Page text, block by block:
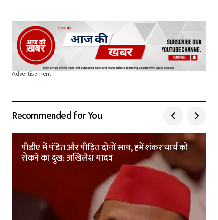
Advertisement
Recommended for You
पीडीए में पंडित और पीड़ित दोनों साथ, हमें शंकराचार्य को
रोकने का दुख: अखिलेश यादव